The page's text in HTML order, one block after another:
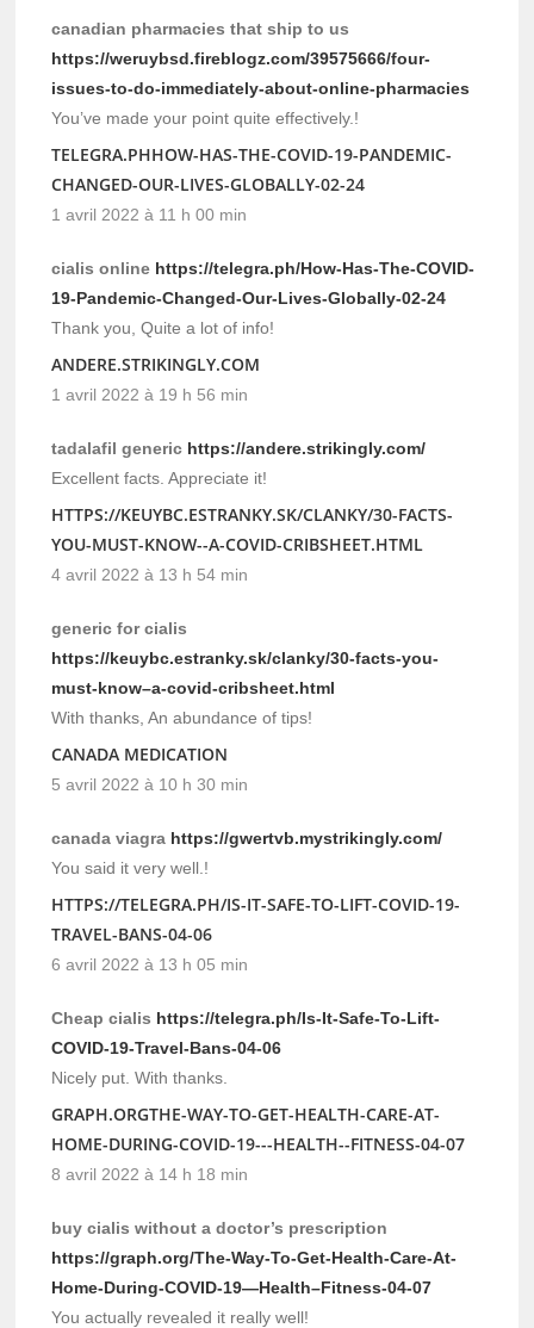
canadian pharmacies that ship to us
https://weruybsd.fireblogz.com/39575666/four-
issues-to-do-immediately-about-online-pharmacies
You’ve made your point quite effectively.!
TELEGRA.PHHOW-HAS-THE-COVID-19-PANDEMIC-
CHANGED-OUR-LIVES-GLOBALLY-02-24
1 avril 2022 à 11 h 00 min
cialis online https://telegra.ph/How-Has-The-COVID-
19-Pandemic-Changed-Our-Lives-Globally-02-24
Thank you, Quite a lot of info!
ANDERE.STRIKINGLY.COM
1 avril 2022 à 19 h 56 min
tadalafil generic https://andere.strikingly.com/
Excellent facts. Appreciate it!
HTTPS://KEUYBC.ESTRANKY.SK/CLANKY/30-FACTS-
YOU-MUST-KNOW--A-COVID-CRIBSHEET.HTML
4 avril 2022 à 13 h 54 min
generic for cialis
https://keuybc.estranky.sk/clanky/30-facts-you-
must-know–a-covid-cribsheet.html
With thanks, An abundance of tips!
CANADA MEDICATION
5 avril 2022 à 10 h 30 min
canada viagra https://gwertvb.mystrikingly.com/
You said it very well.!
HTTPS://TELEGRA.PH/IS-IT-SAFE-TO-LIFT-COVID-19-
TRAVEL-BANS-04-06
6 avril 2022 à 13 h 05 min
Cheap cialis https://telegra.ph/Is-It-Safe-To-Lift-
COVID-19-Travel-Bans-04-06
Nicely put. With thanks.
GRAPH.ORGTHE-WAY-TO-GET-HEALTH-CARE-AT-
HOME-DURING-COVID-19---HEALTH--FITNESS-04-07
8 avril 2022 à 14 h 18 min
buy cialis without a doctor’s prescription
https://graph.org/The-Way-To-Get-Health-Care-At-
Home-During-COVID-19—Health–Fitness-04-07
You actually revealed it really well!